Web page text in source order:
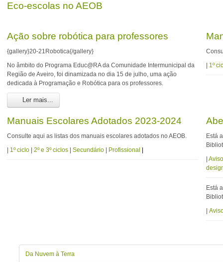
Eco-escolas no AEOB
Ação sobre robótica para professores
{gallery}20-21Robotica{/gallery}
No âmbito do Programa Educ@RA da Comunidade Intermunicipal da
Região de Aveiro, foi dinamizada no dia 15 de julho, uma ação
dedicada à Programação e Robótica para os professores.
Ler mais...
1º
Manuais Escolares Adotados 2023-2024
Consulte aqui as listas dos manuais escolares adotados no AEOB.
1º ciclo |2º e 3º ciclos |Secundário Profissional
Está
|
Está
|
Da Nuvem à Terra